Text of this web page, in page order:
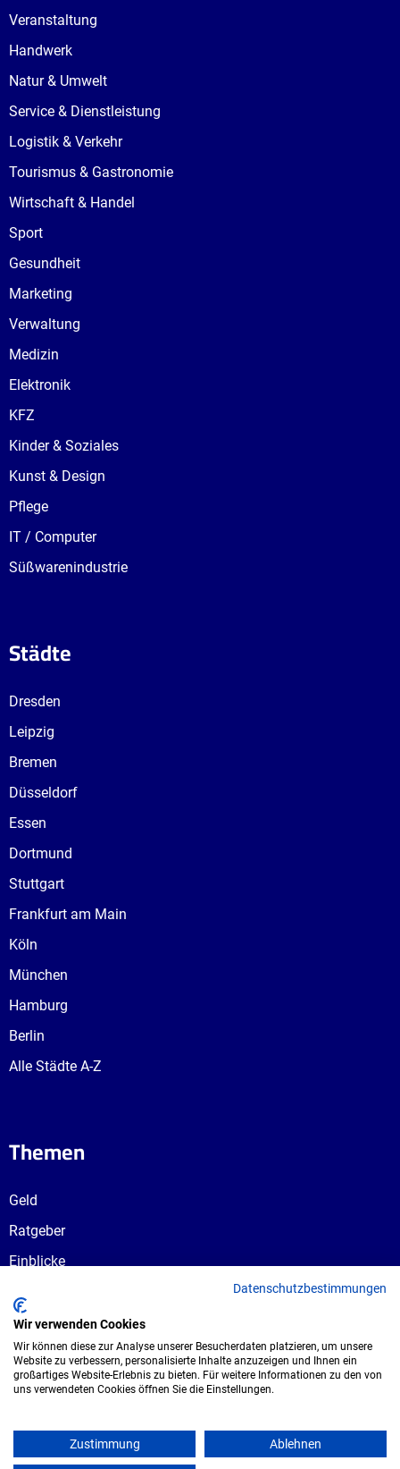
Veranstaltung
Handwerk
Natur & Umwelt
Service & Dienstleistung
Logistik & Verkehr
Tourismus & Gastronomie
Wirtschaft & Handel
Sport
Gesundheit
Marketing
Verwaltung
Medizin
Elektronik
KFZ
Kinder & Soziales
Kunst & Design
Pflege
IT / Computer
Süßwarenindustrie
Städte
Dresden
Leipzig
Bremen
Düsseldorf
Essen
Dortmund
Stuttgart
Frankfurt am Main
Köln
München
Hamburg
Berlin
Alle Städte A-Z
Themen
Geld
Ratgeber
Einblicke
Berufswahl
GmbH. Alle Rechte vorbehalten.
Datenschutzbestimmungen
Wir verwenden Cookies
Wir können diese zur Analyse unserer Besucherdaten platzieren, um unsere
Website zu verbessern, personalisierte Inhalte anzuzeigen und Ihnen ein
großartiges Website-Erlebnis zu bieten. Für weitere Informationen zu den von
uns verwendeten Cookies öffnen Sie die Einstellungen.
Zustimmung Ablehnen